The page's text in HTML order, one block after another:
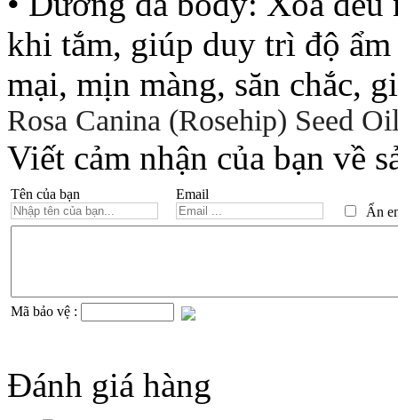
khi tắm, giúp duy trì độ ẩm
mại, mịn màng, săn chắc,
Rosa Canina (Rosehip) Seed
Viết cảm nhận của bạn về
Tên của bạn
Email
Ẩn
Mã bảo vệ :
Đánh giá hàng